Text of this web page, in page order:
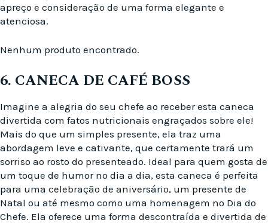
apreço e consideração de uma forma elegante e
atenciosa.
Nenhum produto encontrado.
6. CANECA DE CAFÉ BOSS
Imagine a alegria do seu chefe ao receber esta caneca
divertida com fatos nutricionais engraçados sobre ele!
Mais do que um simples presente, ela traz uma
abordagem leve e cativante, que certamente trará um
sorriso ao rosto do presenteado. Ideal para quem gosta de
um toque de humor no dia a dia, esta caneca é perfeita
para uma celebração de aniversário, um presente de
Natal ou até mesmo como uma homenagem no Dia do
Chefe. Ela oferece uma forma descontraída e divertida de